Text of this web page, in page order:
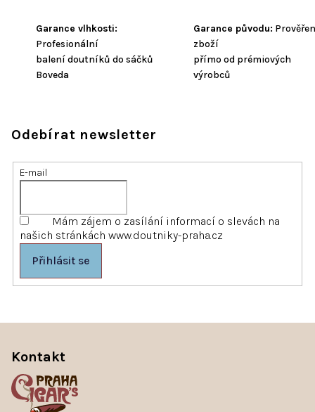
Garance vlhkosti:
Profesionální
balení doutníků do sáčků
Boveda
Garance původu:
zboží
přímo od prémiových
výrobců
Odebírat newsletter
E-mail
Mám zájem o zasílání informací o slevách na
našich stránkách www.doutniky-praha.cz
Přihlásit se
Kontakt